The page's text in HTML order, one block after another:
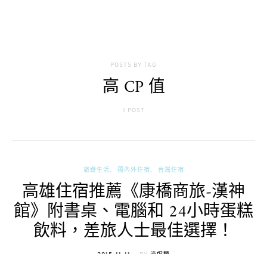
POSTS BY TAG
高 CP 值
1 POST
旅遊生活 國內外住宿 台灣住宿
高雄住宿推薦《康橋商旅-漢神
館》附書桌、電腦和 24小時蛋糕
飲料，差旅人士最佳選擇！